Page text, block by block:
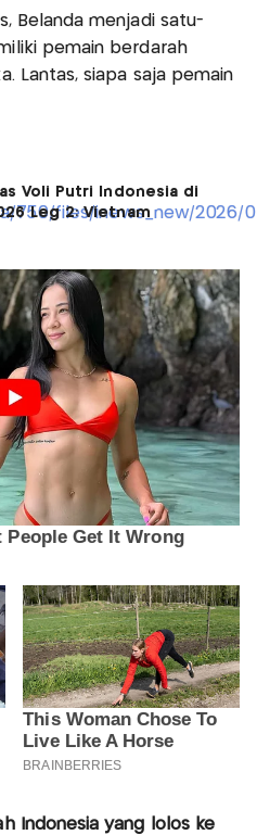
Belanda menjadi satu-
pemain berdarah
Lantas, siapa saja pemain
Voli Putri Indonesia di
Leg 2: Vietnam
Indonesia yang lolos ke